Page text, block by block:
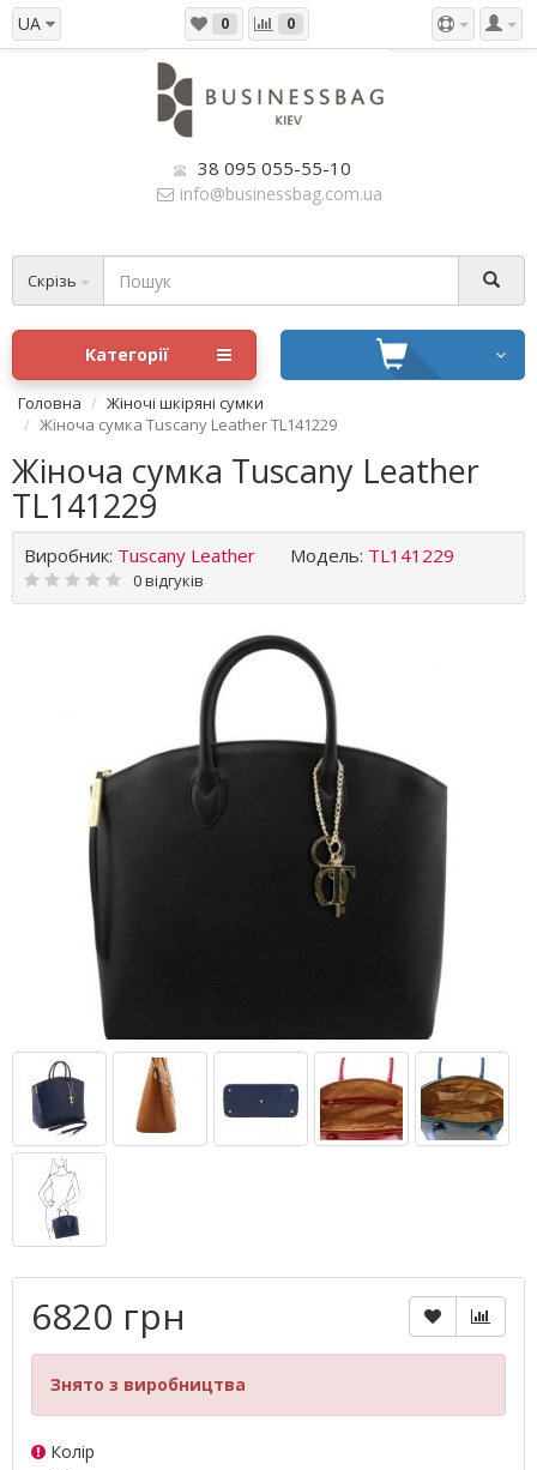
UA 0 0
38 095 055-55-10
info@businessbag.com.ua
Скрізь
Категорії
Головна
Жіночі шкіряні сумки
Жіноча сумка Tuscany Leather TL141229
Жіноча сумка Tuscany Leather
TL141229
Виробник: Tuscany Leather Модель: TL141229
0 відгуків
6820 грн
Знято з виробництва
Колір